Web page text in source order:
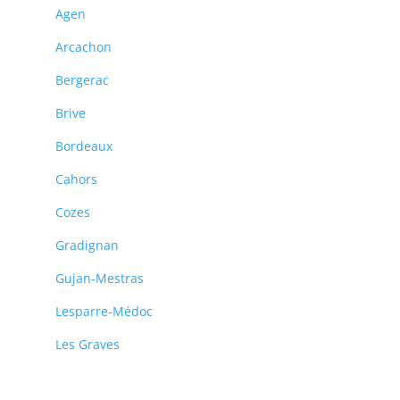
Agen
Arcachon
Bergerac
Brive
Bordeaux
Cahors
Cozes
Gradignan
Gujan-Mestras
Lesparre-Médoc
Les Graves